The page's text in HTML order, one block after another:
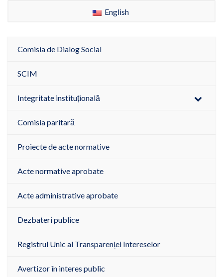
English
Comisia de Dialog Social
SCIM
Integritate instituțională
Comisia paritară
Proiecte de acte normative
Acte normative aprobate
Acte administrative aprobate
Dezbateri publice
Registrul Unic al Transparenței Intereselor
Avertizor în interes public